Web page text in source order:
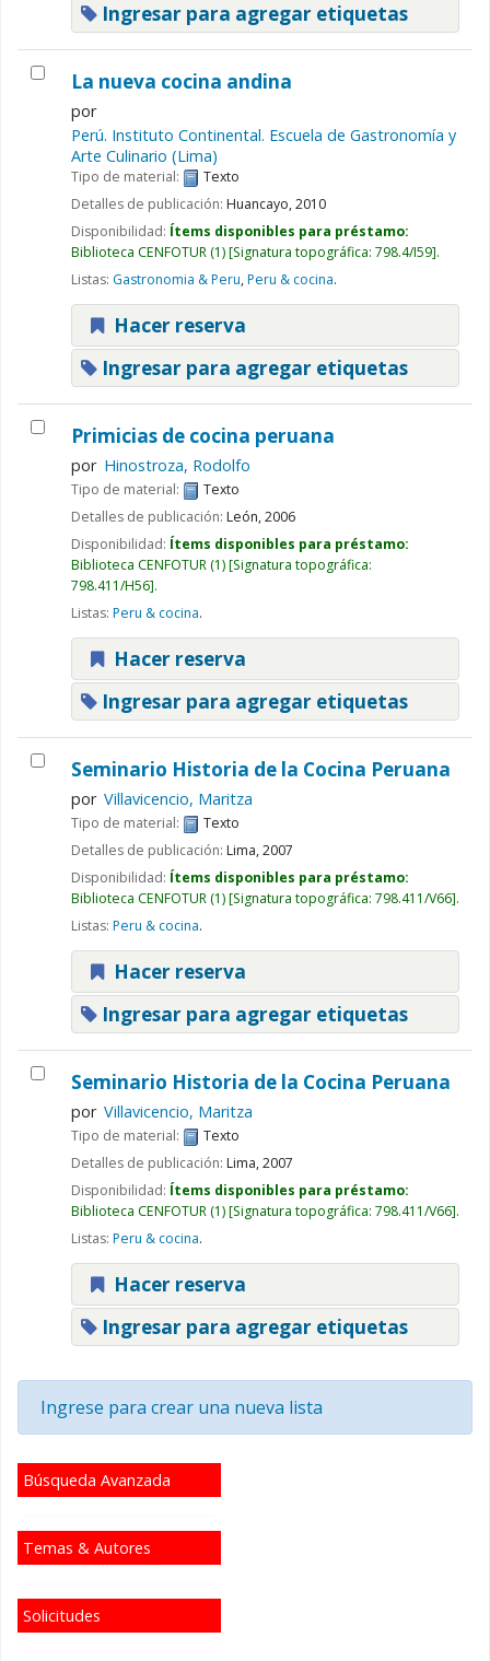
Búsqueda Avanzada
Temas & Autores
Solicitudes
Ingresar para agregar etiquetas
La nueva cocina andina
por
Perú. Instituto Continental. Escuela de Gastronomía y
Arte Culinario (Lima)
Tipo de material:
Texto
Detalles de publicación: Huancayo,2010
Disponibilidad: Ítems disponibles para préstamo:
Biblioteca CENFOTUR (1) Signatura topográfica: 798.4/I59 .
Listas: Gastronomia & Peru,Peru & cocina.
Hacer reserva
Ingresar para agregar etiquetas
Primicias de cocina peruana
por Hinostroza, Rodolfo
Tipo de material:
Texto
Detalles de publicación: León,2006
Disponibilidad: Ítems disponibles para préstamo:
Biblioteca CENFOTUR (1) Signatura topográfica:
798.411/H56 .
Listas: Peru & cocina.
Hacer reserva
Ingresar para agregar etiquetas
Seminario Historia de la Cocina Peruana
por Villavicencio, Maritza
Tipo de material:
Texto
Detalles de publicación: Lima,2007
Disponibilidad: Ítems disponibles para préstamo:
Biblioteca CENFOTUR (1) Signatura topográfica: 798.411/V66 .
Listas: Peru & cocina.
Hacer reserva
Ingresar para agregar etiquetas
Seminario Historia de la Cocina Peruana
por Villavicencio, Maritza
Tipo de material:
Texto
Detalles de publicación: Lima,2007
Disponibilidad: Ítems disponibles para préstamo:
Biblioteca CENFOTUR (1) Signatura topográfica: 798.411/V66 .
Listas: Peru & cocina.
Hacer reserva
Ingresar para agregar etiquetas
Ingrese para crear una nueva lista